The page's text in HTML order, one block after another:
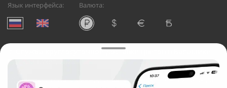
Язык интерфейса: Валюта:
Служба круглосуточной доставки цветов в Балашихе
Русский Букет, 2026
Общество с ограниченной ответственностью «Технология»